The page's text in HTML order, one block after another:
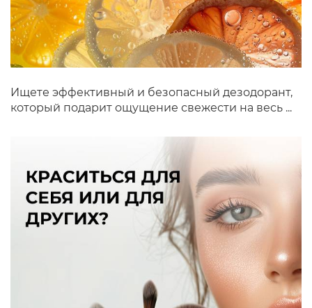
Ищете эффективный и безопасный дезодорант,
который подарит ощущение свежести на весь ...